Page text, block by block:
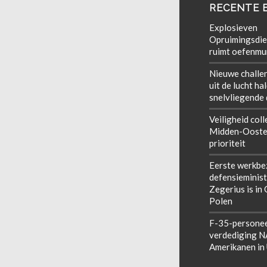
RECENTE
Explosieven
ruimt
Nieuwe
uit de lucht
snelvliegende
Veiligheid
Midden-
prioriteit
Eerste
Zegerius is in
Polen
F-35-
verdediging
Amerikanen in